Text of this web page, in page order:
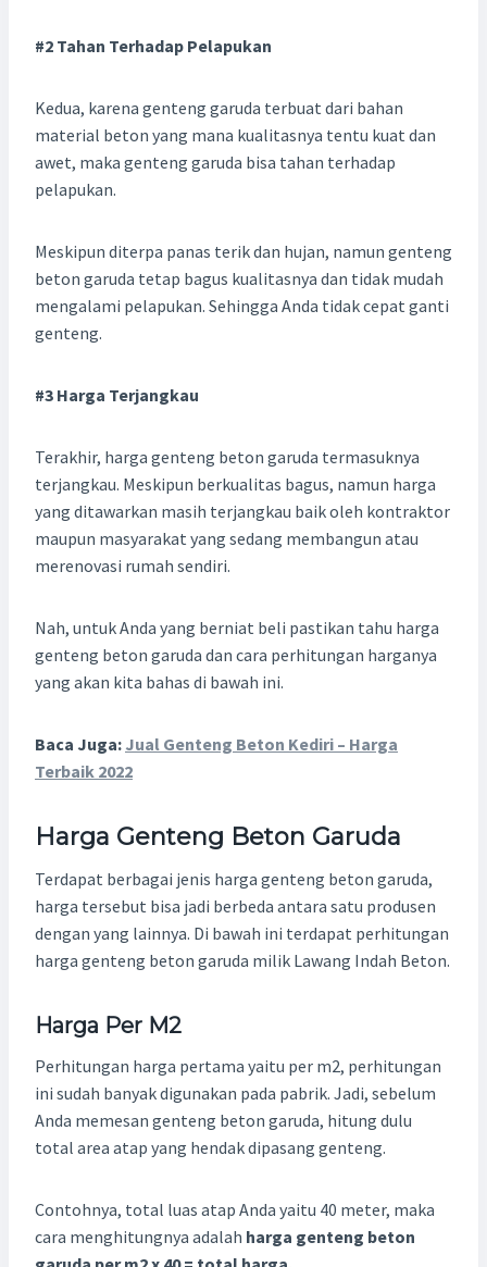
#2 Tahan Terhadap Pelapukan
Kedua, karena genteng garuda terbuat dari bahan
material beton yang mana kualitasnya tentu kuat dan
awet, maka genteng garuda bisa tahan terhadap
pelapukan.
Meskipun diterpa panas terik dan hujan, namun genteng
beton garuda tetap bagus kualitasnya dan tidak mudah
mengalami pelapukan. Sehingga Anda tidak cepat ganti
genteng.
#3 Harga Terjangkau
Terakhir, harga genteng beton garuda termasuknya
terjangkau. Meskipun berkualitas bagus, namun harga
yang ditawarkan masih terjangkau baik oleh kontraktor
maupun masyarakat yang sedang membangun atau
merenovasi rumah sendiri.
Nah, untuk Anda yang berniat beli pastikan tahu harga
genteng beton garuda dan cara perhitungan harganya
yang akan kita bahas di bawah ini.
Baca Juga: Jual Genteng Beton Kediri – Harga
Terbaik 2022
Harga Genteng Beton Garuda
Terdapat berbagai jenis harga genteng beton garuda,
harga tersebut bisa jadi berbeda antara satu produsen
dengan yang lainnya. Di bawah ini terdapat perhitungan
harga genteng beton garuda milik Lawang Indah Beton.
Harga Per M2
Perhitungan harga pertama yaitu per m2, perhitungan
ini sudah banyak digunakan pada pabrik. Jadi, sebelum
Anda memesan genteng beton garuda, hitung dulu
total area atap yang hendak dipasang genteng.
Contohnya, total luas atap Anda yaitu 40 meter, maka
cara menghitungnya adalah harga genteng beton